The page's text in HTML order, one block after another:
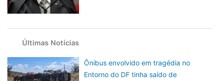
Últimas Notícias
Ônibus envolvido em tragédia no
Entorno do DF tinha saído de